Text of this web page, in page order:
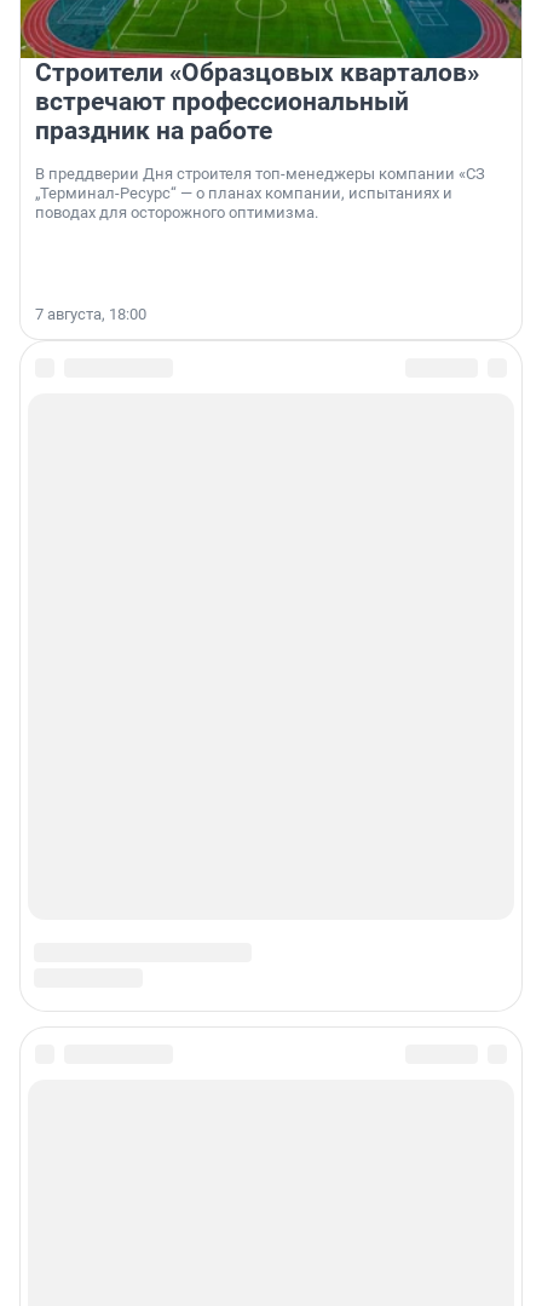
Строители «Образцовых кварталов»
встречают профессиональный
праздник на работе
В преддверии Дня строителя топ-менеджеры компании «СЗ
„Терминал-Ресурс“ — о планах компании, испытаниях и
поводах для осторожного оптимизма.
7 августа, 18:00